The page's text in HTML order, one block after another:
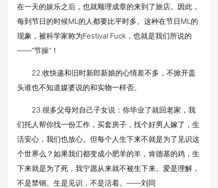
在一天的娱乐之后，也就顺理成章的来到了旅店。因此，
每到节日的时候ML的人都要比平时多。这种在节日ML的
现象，被科学家称为Festival Fuck，也就是我们所说的
——“节操”！
22.收快递和旧时新郎新娘的心情差不多，不掀开盖
头谁也不知道媒婆说的和实物一样否。
23.很多父母对自己子女说：你毕业了就回老家，我
们托人帮你找一份工作，买套房子，找个好男人嫁了，生
活安心，我们也放心。但每个人生下来不就是为了见识这
个世界么？如果我们都变成小肥羊的羊，肯德基的鸡，生
下来就是为了死，我宁愿从来就不被生下来。爱是理解，
不是禁锢。生是见识，不是活着。——刘同